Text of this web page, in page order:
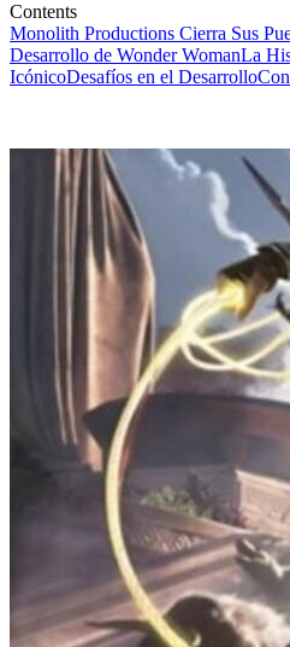
Contents
Monolith Productions Cierra Sus
Desarrollo de Wonder WomanLa
IcónicoDesafíos en el Desarrollo